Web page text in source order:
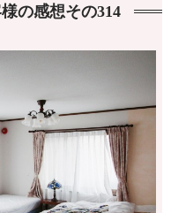
の感想その314